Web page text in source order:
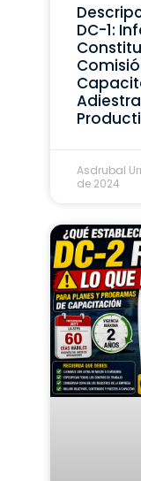
DC-1:
Asdrubal
de 2024